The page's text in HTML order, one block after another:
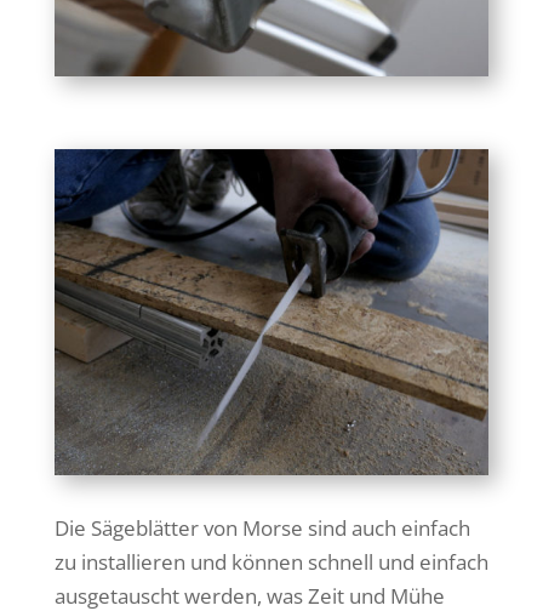
Die Sägeblätter von Morse sind auch einfach
zu installieren und können schnell und einfach
ausgetauscht werden, was Zeit und Mühe